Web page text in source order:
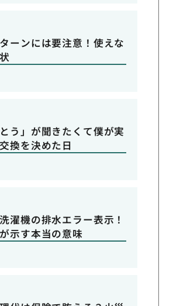
ーンには要注意！使えな
とう」が聞きたくて僕が実
換を決めた日
濯機の排水エラー表示！
示す本当の意味